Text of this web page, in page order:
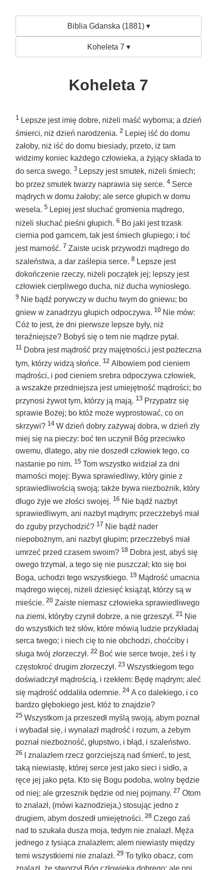
Biblia Gdanska (1881) ▾
Koheleta 7 ▾
Koheleta 7
1 Lepsze jest imię dobre, niżeli maść wyborna; a dzień
śmierci, niż dzień narodzenia. 2 Lepiej iść do domu
żałoby, niż iść do domu biesiady, przeto, iż tam
widzimy koniec każdego człowieka, a żyjący składa to
do serca swego. 3 Lepszy jest smutek, niżeli śmiech;
bo przez smutek twarzy naprawia się serce. 4 Serce
mądrych w domu żałoby; ale serce głupich w domu
wesela. 5 Lepiej jest słuchać gromienia mądrego,
niżeli słuchać pieśni głupich. 6 Bo jaki jest trzask
ciernia pod garncem, tak jest śmiech głupiego; i toć
jest marność. 7 Zaiste ucisk przywodzi mądrego do
szaleństwa, a dar zaślepia serce. 8 Lepsze jest
dokończenie rzeczy, niżeli początek jej; lepszy jest
człowiek cierpliwego ducha, niż ducha wyniosłego.
9 Nie bądź porywczy w duchu twym do gniewu; bo
gniew w zanadrzyu głupich odpoczywa. 10 Nie mów:
Cóż to jest, że dni pierwsze lepsze były, niż
teraźniejsze? Bobyś się o tem nie mądrze pytał.
11 Dobra jest mądrość przy majętności,i jest pożteczna
tym, którzy widzą słońce. 12 Albowiem pod cieniem
mądrości, i pod cieniem srebra odpoczywa człowiek,
a wszakże przedniejsza jest umiejętność mądrości; bo
przynosi żywot tym, którzy ją mają. 13 Przypatrz się
sprawie Bożej; bo któż może wyprostować, co on
skrzywi? 14 W dzień dobry zażywaj dobra, w dzień zły
miej się na pieczy: boć ten uczynił Bóg przeciwko
owemu, dlatego, aby nie doszedł człowiek tego, co
nastanie po nim. 15 Tom wszystko widział za dni
marności mojej: Bywa sprawiedliwy, który ginie z
sprawiedliwością swoją; także bywa niezbożnik, który
długo żyje we złości swojej. 16 Nie bądź nazbyt
sprawiedliwym, ani nazbyt mądrym; przeczżebyś miał
do zguby przychodzić? 17 Nie bądź nader
niepobożnym, ani nazbyt głupim; przeczżebyś miał
umrzeć przed czasem swoim? 18 Dobra jest, abyś się
owego trzymał, a tego się nie puszczał; kto się boi
Boga, uchodzi tego wszystkiego. 19 Mądrość umacnia
mądrego więcej, niżeli dziesięć książąt, którzy są w
mieście. 20 Zaiste niemasz człowieka sprawiedliwego
na ziemi, któryby czynił dobrze, a nie grzeszył. 21 Nie
do wszystkich też słów, które mówią ludzie przykładaj
serca twego; i niech cię to nie obchodzi, choćciby i
sługa twój złorzeczył. 22 Boć wie serce twoje, żeś i ty
częstokroć drugim złorzeczył. 23 Wszystkiegom tego
doświadczył mądrością, i rzekłem: Będę mądrym; aleć
się mądrość oddaliła odemnie. 24 A co dalekiego, i co
bardzo głębokiego jest, któż to znajdzie?
25 Wszystkom ja przeszedł myślą swoją, abym poznał
i wybadał się, i wynalazł mądrość i rozum, a żebym
poznał niezbożność, głupstwo, i błąd, i szaleństwo.
26
I znalazłem rzecz gorzciejszą nad śmierć, to jest,
taką niewiastę, której serce jest jako sieci i sidło, a
ręce jej jako pęta. Kto się Bogu podoba, wolny będzie
od niej; ale grzesznik będzie od niej pojmany. 27 Otom
to znalazł, (mówi kaznodzieja,) stosując jedno z
drugiem, abym doszedł umiejętności. 28 Czego zaś
nad to szukała dusza moja, tedym nie znalazł. Męża
jednego z tysiąca znalazłem; alem niewiasty między
temi wszystkiemi nie znalazł. 29 To tylko obacz, com
znalazł, że stworzył Bóg człowieka dobrego; ale oni